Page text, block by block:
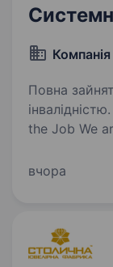
Повна
інвалідністю.
the Job We
reporting
вчора